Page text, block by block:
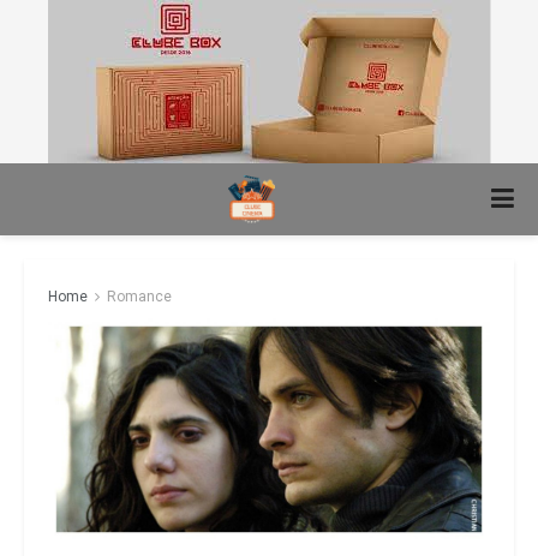
Home Romance